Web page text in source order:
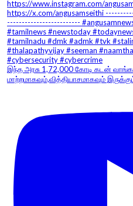
இந்த அரசு 1,72,000 கோடி கடன் வாங்கப்
மாற்றமாகவும்,வித்தியாசமாகவும்